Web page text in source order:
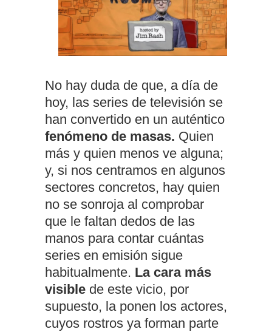
No hay duda de que, a día de
hoy, las series de televisión se
han convertido en un auténtico
fenómeno de masas. Quien
más y quien menos ve alguna;
y, si nos centramos en algunos
sectores concretos, hay quien
no se sonroja al comprobar
que le faltan dedos de las
manos para contar cuántas
series en emisión sigue
habitualmente. La cara más
visible de este vicio, por
supuesto, la ponen los actores,
cuyos rostros ya forman parte